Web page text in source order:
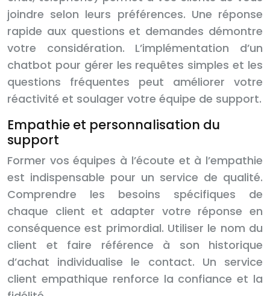
joindre selon leurs préférences. Une réponse
rapide aux questions et demandes démontre
votre considération. L’implémentation d’un
chatbot pour gérer les requêtes simples et les
questions fréquentes peut améliorer votre
réactivité et soulager votre équipe de support.
Empathie et personnalisation du
support
Former vos équipes à l’écoute et à l’empathie
est indispensable pour un service de qualité.
Comprendre les besoins spécifiques de
chaque client et adapter votre réponse en
conséquence est primordial. Utiliser le nom du
client et faire référence à son historique
d’achat individualise le contact. Un service
client empathique renforce la confiance et la